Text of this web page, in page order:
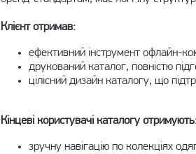
Клієнт отримав:
ефективний інструмент офлайн-
друкований каталог, повністю
цілісний дизайн каталогу, що
Кінцеві користувачі каталогу
зручну навігацію по колекціях